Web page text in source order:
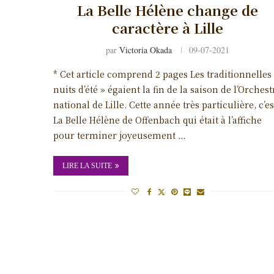
La Belle Hélène change de
caractère à Lille
parVictoria Okada 09-07-2021
* Cet article comprend 2 pages Les traditionnelles
nuits d’été » égaient la fin de la saison de
national de Lille. Cette année très particulière,
La Belle Hélène de Offenbach qui était à l’affiche
pour terminer joyeusement …
LIRE LA SUITE